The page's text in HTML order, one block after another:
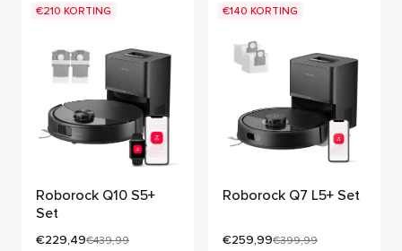
€210 KORTING
Roborock Q10 S5+
Set
Huidige prijs:
€229,49Oorspronkelijke prijs:
€439,99
€140 KORTING
Roborock Q7 L5+ Set
Huidige prijs:
€259,99Oorspronkelijke prijs:
€399,99